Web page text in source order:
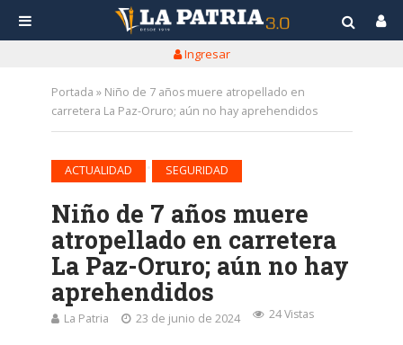
Ingresar
Portada » Niño de 7 años muere atropellado en
carretera La Paz-Oruro; aún no hay aprehendidos
ACTUALIDAD SEGURIDAD
Niño de 7 años muere
atropellado en carretera
La Paz-Oruro; aún no hay
aprehendidos
La Patria 23 de junio de 2024 24 Vistas